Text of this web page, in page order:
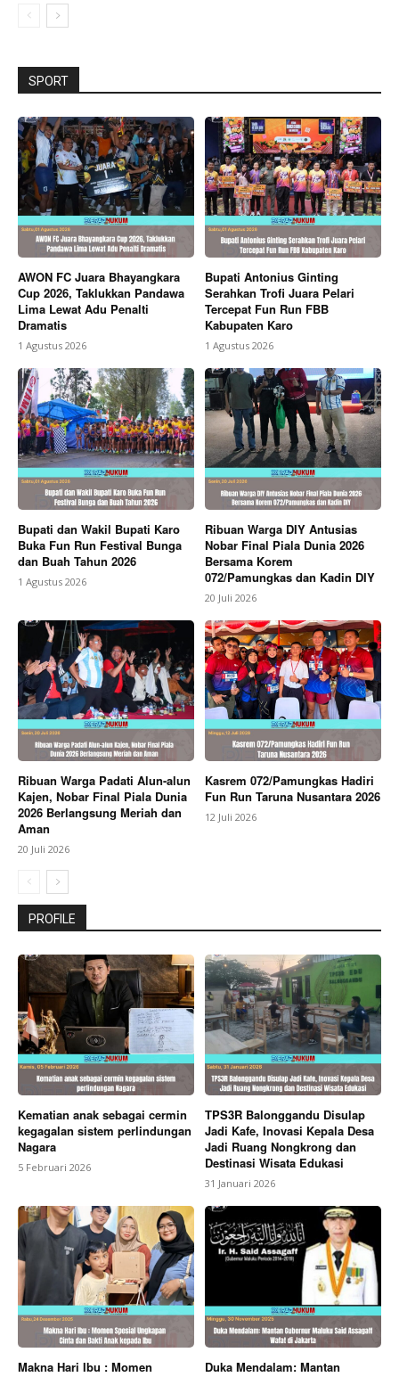
SPORT
AWON FC Juara Bhayangkara
Cup 2026, Taklukkan Pandawa
Lima Lewat Adu Penalti
Dramatis
1 Agustus 2026
Bupati Antonius Ginting
Serahkan Trofi Juara Pelari
Tercepat Fun Run FBB
Kabupaten Karo
1 Agustus 2026
Bupati dan Wakil Bupati Karo
Buka Fun Run Festival Bunga
dan Buah Tahun 2026
1 Agustus 2026
Ribuan Warga DIY Antusias
Nobar Final Piala Dunia 2026
Bersama Korem
072/Pamungkas dan Kadin DIY
20 Juli 2026
Ribuan Warga Padati Alun-alun
Kajen, Nobar Final Piala Dunia
2026 Berlangsung Meriah dan
Aman
20 Juli 2026
Kasrem 072/Pamungkas Hadiri
Fun Run Taruna Nusantara 2026
12 Juli 2026
PROFILE
Kematian anak sebagai cermin
kegagalan sistem perlindungan
Nagara
5 Februari 2026
TPS3R Balonggandu Disulap
Jadi Kafe, Inovasi Kepala Desa
Jadi Ruang Nongkrong dan
Destinasi Wisata Edukasi
31 Januari 2026
Makna Hari Ibu : Momen
Duka Mendalam: Mantan